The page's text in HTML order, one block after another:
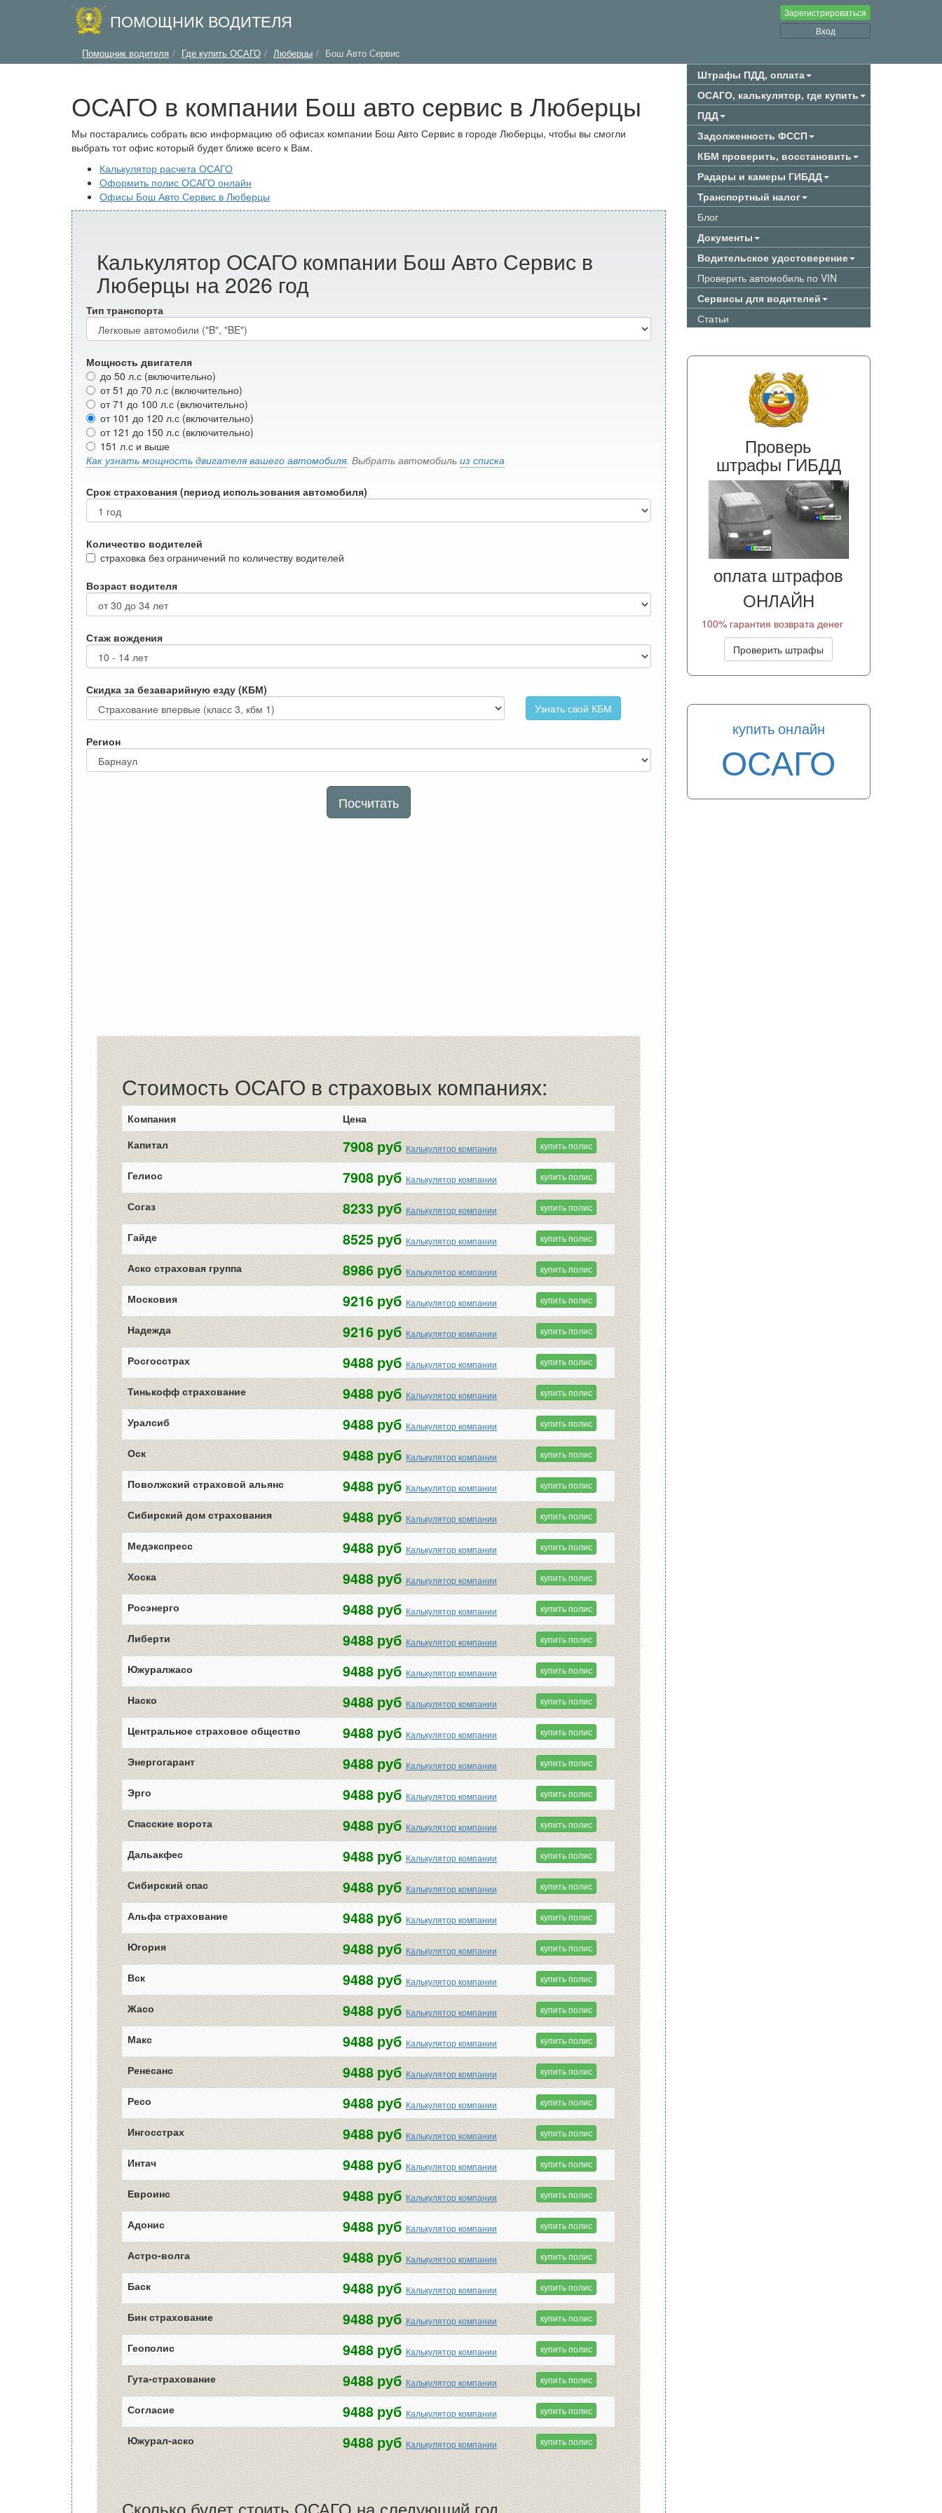
ПОМОЩНИК ВОДИТЕЛЯ
Зарегистрироваться
Вход
Помощник водителя Где купить ОСАГО Люберцы Бош Авто Сервис
ОСАГО в компании Бош авто сервис в Люберцы
Мы постарались собрать всю информацию об офисах компании Бош Авто Сервис в городе Люберцы, чтобы вы смогли
выбрать тот офис который будет ближе всего к Вам.
Калькулятор расчета ОСАГО
Оформить полис ОСАГО онлайн
Офисы Бош Авто Сервис в Люберцы
Калькулятор ОСАГО компании Бош Авто Сервис в
Люберцы на 2026 год
Тип транспорта
Мощность двигателя
до 50 л.с (включительно)
от 51 до 70 л.с (включительно)
от 71 до 100 л.с (включительно)
от 101 до 120 л.с (включительно)
от 121 до 150 л.с (включительно)
151 л.с и выше
Как узнать мощность двигателя вашего автомобиля. Выбрать автомобиль из списка
Срок страхования (период использования автомобиля)
Количество водителей
страховка без ограничений по количеству водителей
Возраст водителя
Стаж вождения
Скидка за безаварийную езду (КБМ)
Узнать свой КБМ
Регион
Посчитать
Стоимость ОСАГО в страховых компаниях:
Компания
Цена
Капитал
7908 руб Калькулятор компании купить полис
Гелиос 7908 руб Калькулятор компании купить полис
Согаз 8233 руб Калькулятор компании купить полис
Гайде 8525 руб Калькулятор компании купить полис
Аско страховая группа 8986 руб Калькулятор компании купить полис
Московия 9216 руб Калькулятор компании купить полис
Надежда 9216 руб Калькулятор компании купить полис
Росгосстрах 9488 руб Калькулятор компании купить полис
Тинькофф страхование 9488 руб Калькулятор компании купить полис
Уралсиб 9488 руб Калькулятор компании купить полис
Оск 9488 руб Калькулятор компании купить полис
Поволжский страховой альянс 9488 руб Калькулятор компании купить полис
Сибирский дом страхования 9488 руб Калькулятор компании купить полис
Медэкспресс 9488 руб Калькулятор компании купить полис
Хоска 9488 руб Калькулятор компании купить полис
Росэнерго 9488 руб Калькулятор компании купить полис
Либерти 9488 руб Калькулятор компании купить полис
Южуралжасо 9488 руб Калькулятор компании купить полис
Наско 9488 руб Калькулятор компании купить полис
Центральное страховое общество 9488 руб Калькулятор компании купить полис
Энергогарант 9488 руб Калькулятор компании купить полис
Эрго 9488 руб Калькулятор компании купить полис
Спасские ворота 9488 руб Калькулятор компании купить полис
Дальакфес 9488 руб Калькулятор компании купить полис
Сибирский спас 9488 руб Калькулятор компании купить полис
Альфа страхование 9488 руб Калькулятор компании купить полис
Югория 9488 руб Калькулятор компании купить полис
Вск 9488 руб Калькулятор компании купить полис
Жасо 9488 руб Калькулятор компании купить полис
Макс 9488 руб Калькулятор компании купить полис
Ренесанс 9488 руб Калькулятор компании купить полис
Ресо 9488 руб Калькулятор компании купить полис
Ингосстрах 9488 руб Калькулятор компании купить полис
Интач 9488 руб Калькулятор компании купить полис
Евроинс 9488 руб Калькулятор компании купить полис
Адонис 9488 руб Калькулятор компании купить полис
Астро-волга 9488 руб Калькулятор компании купить полис
Баск 9488 руб Калькулятор компании купить полис
Бин страхование 9488 руб Калькулятор компании купить полис
Геополис 9488 руб Калькулятор компании купить полис
Гута-страхование 9488 руб Калькулятор компании купить полис
Согласие 9488 руб Калькулятор компании купить полис
Южурал-аско 9488 руб Калькулятор компании купить полис
Штрафы ПДД, оплата
ОСАГО, калькулятор, где купить
ПДД
Задолженность ФССП
КБМ проверить, восстановить
Радары и камеры ГИБДД
Транспортный налог
Блог
Документы
Водительское удостоверение
Проверить автомобиль по VIN
Сервисы для водителей
Статьи
Проверь
штрафы ГИБДД
оплата штрафов
ОНЛАЙН
100% гарантия возврата денег
Проверить штрафы
купить онлайн
ОСАГО